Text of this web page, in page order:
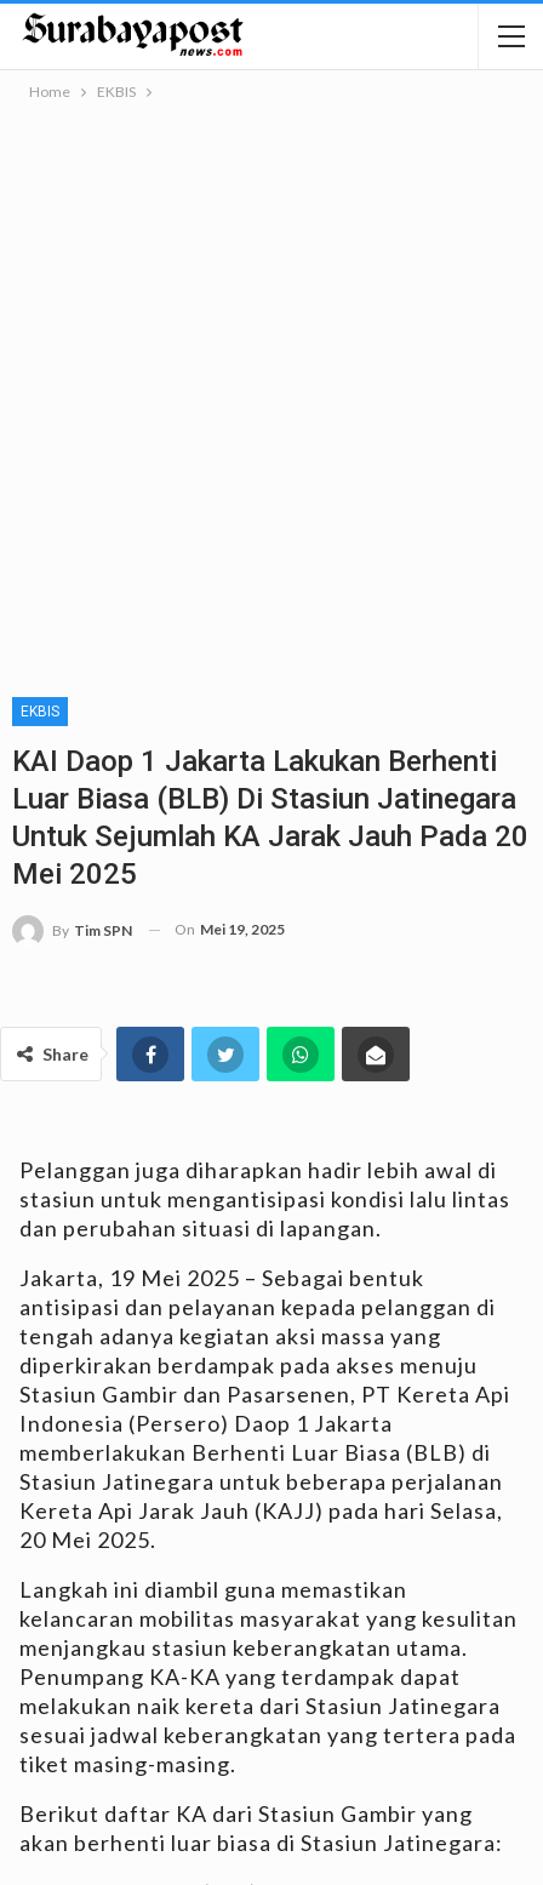
Home EKBIS
EKBIS
KAI Daop 1 Jakarta Lakukan Berhenti
Luar Biasa (BLB) Di Stasiun Jatinegara
Untuk Sejumlah KA Jarak Jauh Pada 20
Mei 2025
By Tim SPN On Mei 19, 2025
Share
Pelanggan juga diharapkan hadir lebih awal di
stasiun untuk mengantisipasi kondisi lalu lintas
dan perubahan situasi di lapangan.
Jakarta, 19 Mei 2025 – Sebagai bentuk
antisipasi dan pelayanan kepada pelanggan di
tengah adanya kegiatan aksi massa yang
diperkirakan berdampak pada akses menuju
Stasiun Gambir dan Pasarsenen, PT Kereta Api
Indonesia (Persero) Daop 1 Jakarta
memberlakukan Berhenti Luar Biasa (BLB) di
Stasiun Jatinegara untuk beberapa perjalanan
Kereta Api Jarak Jauh (KAJJ) pada hari Selasa,
20 Mei 2025.
Langkah ini diambil guna memastikan
kelancaran mobilitas masyarakat yang kesulitan
menjangkau stasiun keberangkatan utama.
Penumpang KA-KA yang terdampak dapat
melakukan naik kereta dari Stasiun Jatinegara
sesuai jadwal keberangkatan yang tertera pada
tiket masing-masing.
Berikut daftar KA dari Stasiun Gambir yang
akan berhenti luar biasa di Stasiun Jatinegara: